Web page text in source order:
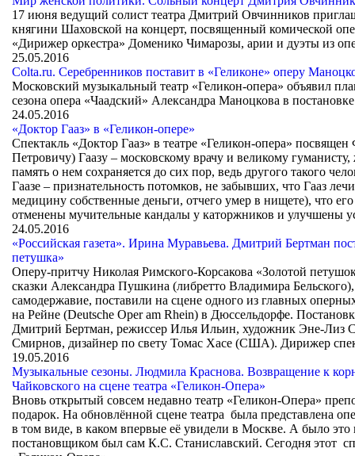
17 июня ведущий солист театра Дмитрий Овчинников
княгини Шаховской на концерт, посвященный комической
«Дирижер оркестра» Доменико Чимарозы, арии и дуэты из
25.05.2016
Colta.ru. Серебренников поставит в «Геликоне» оперу
Московский музыкальный театр «Геликон-опера» объявил
сезона опера «Чаадский» Александра Маноцкова в
24.05.2016
«Доктор Гааз» в «Геликон-опере»
Спектакль «Доктор Гааз» в театре «Геликон-­опера»
Петровичу) Гаазу – московскому врачу и великому
память о нем сохраняется до сих пор, ведь другого такого
Гаазе – признательность потомков, не забывших, что Гааз
медицину собственные деньги, отчего умер в нищете), что
отменены мучительные кандалы у каторжников и улучшены
24.05.2016
«Российская газета». Ирина Муравьева. Дмитрий Бертман
петушка»
Оперу-притчу Николая Римского-Корсакова «Золотой
сказки Александра Пушкина (либретто Владимира Бельского),
самодержавие, поставили на сцене одного из главных
на Рейне (Deutsche Oper am Rhein) в Дюссельдорфе.
Дмитрий Бертман, режиссер Илья Ильин, художник Эне-Лиз
Смирнов, дизайнер по свету Томас Хасе (США). Дирижер
19.05.2016
Музыкальные сезоны. Людмила Краснова. Возвращение к
Чайковского на сцене театра «Геликон-Опера»
Вновь открытый совсем недавно театр «Геликон-Опера»
подарок. На обновлённой сцене театра была представлена
в том виде, в каком впервые её увидели в Москве. А было это
постановщиком был сам К.С. Станиславский. Сегодня этот